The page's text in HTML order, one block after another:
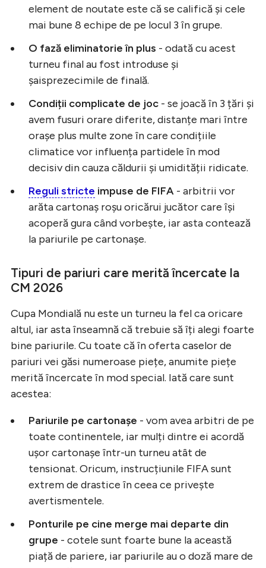
element de noutate este că se califică și cele
mai bune 8 echipe de pe locul 3 în grupe.
O fază eliminatorie în plus - odată cu acest
turneu final au fost introduse și
șaisprezecimile de finală.
Condiții complicate de joc - se joacă în 3 țări și
avem fusuri orare diferite, distanțe mari între
orașe plus multe zone în care condițiile
climatice vor influența partidele în mod
decisiv din cauza căldurii și umidității ridicate.
Reguli stricte impuse de FIFA - arbitrii vor
arăta cartonaș roșu oricărui jucător care își
acoperă gura când vorbește, iar asta contează
la pariurile pe cartonașe.
Tipuri de pariuri care merită încercate la
CM 2026
Cupa Mondială nu este un turneu la fel ca oricare
altul, iar asta înseamnă că trebuie să îți alegi foarte
bine pariurile. Cu toate că în oferta caselor de
pariuri vei găsi numeroase piețe, anumite piețe
merită încercate în mod special. Iată care sunt
acestea:
Pariurile pe cartonașe - vom avea arbitri de pe
toate continentele, iar mulți dintre ei acordă
ușor cartonașe într-un turneu atât de
tensionat. Oricum, instrucțiunile FIFA sunt
extrem de drastice în ceea ce privește
avertismentele.
Ponturile pe cine merge mai departe din
grupe - cotele sunt foarte bune la această
piață de pariere, iar pariurile au o doză mare de